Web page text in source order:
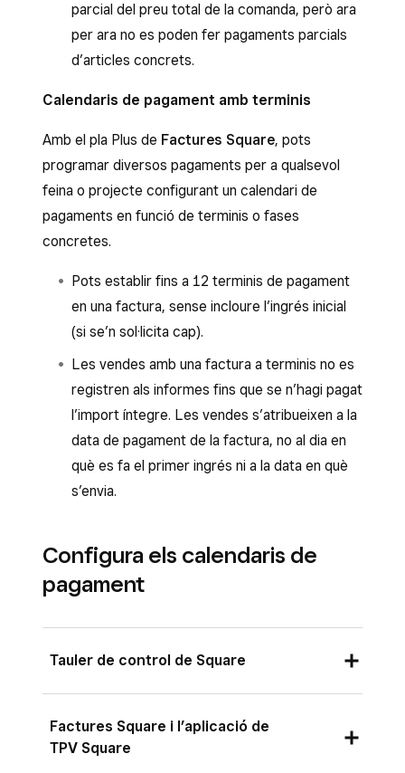
parcial del preu total de la comanda, però ara
per ara no es poden fer pagaments parcials
d’articles concrets.
Calendaris de pagament amb terminis
Amb el pla Plus de Factures Square, pots
programar diversos pagaments per a qualsevol
feina o projecte configurant un calendari de
pagaments en funció de terminis o fases
concretes.
Pots establir fins a 12 terminis de pagament
en una factura, sense incloure l’ingrés inicial
(si se’n sol·licita cap).
Les vendes amb una factura a terminis no es
registren als informes fins que se n’hagi pagat
l’import íntegre. Les vendes s’atribueixen a la
data de pagament de la factura, no al dia en
què es fa el primer ingrés ni a la data en què
s’envia.
Configura els calendaris de
pagament
Tauler de control de Square
Inicia la sessió al Tauler de control de
Square i ves a
(o
Factures Square i l’aplicació de
TPV Square